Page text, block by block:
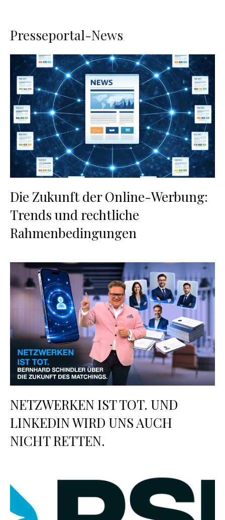
Presseportal-News
Die Zukunft der Online-Werbung:
Trends und rechtliche
Rahmenbedingungen
NETZWERKEN IST TOT. UND
LINKEDIN WIRD UNS AUCH
NICHT RETTEN.